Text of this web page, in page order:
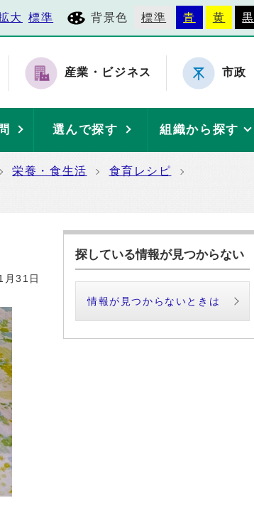
大 標準 背景色 標準 青 黄 黒
産業・ビジネス 市政
選んで探す 組織から探す
栄養・食生活
食育レシピ
31日
探している情報が見つからない
情報が見つからないときは